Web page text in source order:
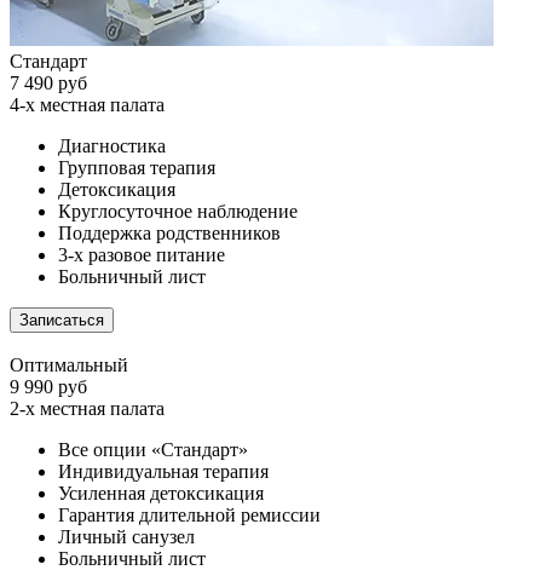
Стандарт
7 490 руб
4-х местная палата
Диагностика
Групповая терапия
Детоксикация
Круглосуточное наблюдение
Поддержка родственников
3-х разовое питание
Больничный лист
Записаться
Оптимальный
9 990 руб
2-х местная палата
Все опции «Стандарт»
Индивидуальная терапия
Усиленная детоксикация
Гарантия длительной ремиссии
Личный санузел
Больничный лист